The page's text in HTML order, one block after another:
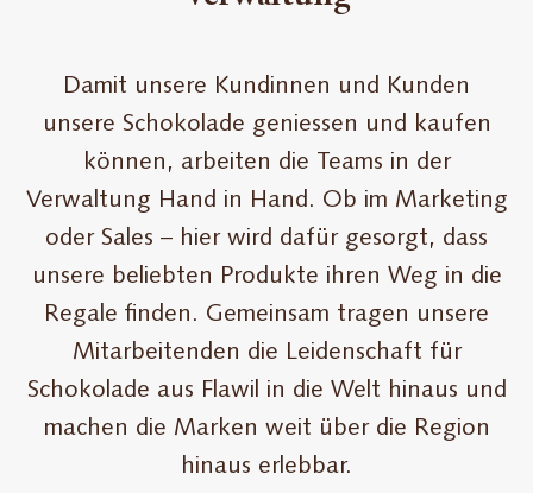
Damit unsere Kundinnen und Kunden
unsere Schokolade geniessen und kaufen
können, arbeiten die Teams in der
Verwaltung Hand in Hand. Ob im Marketing
oder Sales – hier wird dafür gesorgt, dass
unsere beliebten Produkte ihren Weg in die
Regale finden. Gemeinsam tragen unsere
Mitarbeitenden die Leidenschaft für
Schokolade aus Flawil in die Welt hinaus und
machen die Marken weit über die Region
hinaus erlebbar.